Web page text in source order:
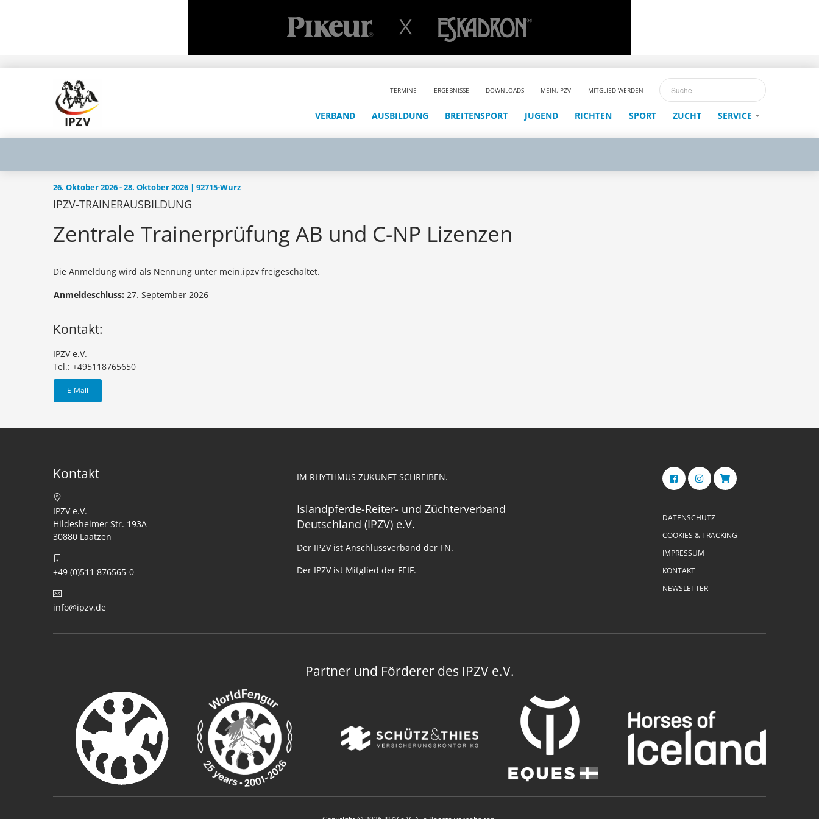
TERMINE ERGEBNISSE DOWNLOADS MEIN.IPZV MITGLIED WERDEN
VERBAND AUSBILDUNG BREITENSPORT JUGEND RICHTEN SPORT ZUCHT SERVICE
26. Oktober 2026 - 28. Oktober 2026 | 92715-Wurz
IPZV-TRAINERAUSBILDUNG
Zentrale Trainerprüfung AB und C-NP Lizenzen
Die Anmeldung wird als Nennung unter mein.ipzv freigeschaltet.
Anmeldeschluss: 27. September 2026
Kontakt:
IPZV e.V.
Tel.: +495118765650
E-Mail
Kontakt
IPZV e.V.
Hildesheimer Str. 193A
30880 Laatzen
+49 (0)511 876565-0
info@ipzv.de
IM RHYTHMUS ZUKUNFT SCHREIBEN.
Islandpferde-Reiter- und Züchterverband
Deutschland (IPZV) e.V.
Der IPZV ist Anschlussverband der FN.
Der IPZV ist Mitglied der FEIF.
DATENSCHUTZ
COOKIES & TRACKING
IMPRESSUM
KONTAKT
NEWSLETTER
Partner und Förderer des IPZV e.V.